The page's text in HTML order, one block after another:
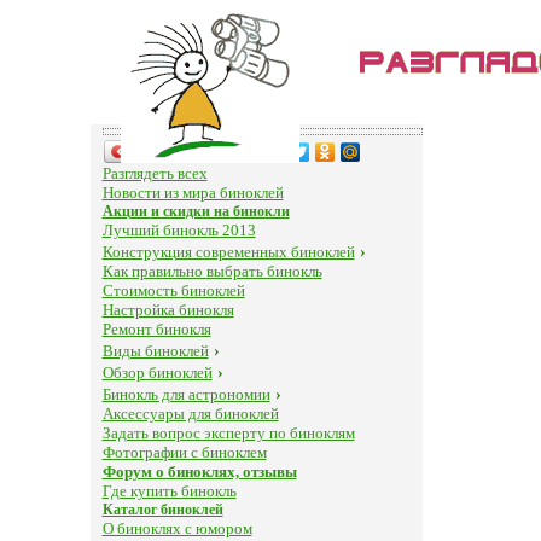
Поделиться…
Разглядеть всех
Новости из мира биноклей
Акции и скидки на бинокли
Лучший бинокль 2013
Конструкция современных биноклей ›
Как правильно выбрать бинокль
Стоимость биноклей
Настройка бинокля
Ремонт бинокля
Виды биноклей ›
Обзор биноклей ›
Бинокль для астрономии ›
Аксессуары для биноклей
Задать вопрос эксперту по биноклям
Фотографии с биноклем
Форум о биноклях, отзывы
Где купить бинокль
Каталог биноклей
О биноклях с юмором